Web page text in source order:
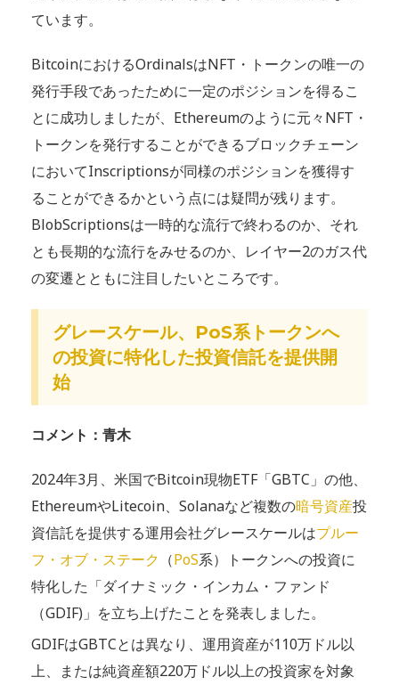
ています。
BitcoinにおけるOrdinalsはNFT・トークンの唯一の
発行手段であったために一定のポジションを得るこ
とに成功しましたが、Ethereumのように元々NFT・
トークンを発行することができるブロックチェーン
においてInscriptionsが同様のポジションを獲得す
ることができるかという点には疑問が残ります。
BlobScriptionsは一時的な流行で終わるのか、それ
とも長期的な流行をみせるのか、レイヤー2のガス代
の変遷とともに注目したいところです。
グレースケール、PoS系トークンへ
の投資に特化した投資信託を提供開
始
コメント：青木
2024年3月、米国でBitcoin現物ETF「GBTC」の他、
EthereumやLitecoin、Solanaなど複数の暗号資産投
資信託を提供する運用会社グレースケールはプルー
フ・オブ・ステーク （PoS系）トークンへの投資に
特化した「ダイナミック・インカム・ファンド
（GDIF)」を立ち上げたことを発表しました。
GDIFはGBTCとは異なり、運用資産が110万ドル以
上、または純資産額220万ドル以上の投資家を対象